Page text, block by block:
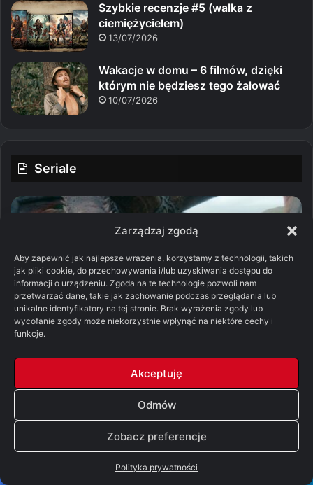
Zarządzaj zgodą
Aby zapewnić jak najlepsze wrażenia, korzystamy z technologii, takich
jak pliki cookie, do przechowywania i/lub uzyskiwania dostępu do
informacji o urządzeniu. Zgoda na te technologie pozwoli nam
przetwarzać dane, takie jak zachowanie podczas przeglądania lub
unikalne identyfikatory na tej stronie. Brak wyrażenia zgody lub
wycofanie zgody może niekorzystnie wpłynąć na niektóre cechy i
funkcje.
Akceptuję
Odmów
Zobacz preferencje
Polityka prywatności
Szybkie recenzje #5 (walka z
ciemiężycielem)
13/07/2026
Wakacje w domu – 6 filmów, dzięki
którym nie będziesz tego żałować
10/07/2026
Seriale
Pomylone Analizy: Ród smoka, sezon 3, odcinek
7 – „Smok w zimie” [SPOILERY]
Pomylone Analizy: Ród smoka, sezon
3, odcinek 6 – „Ludzie bez twarzy”
[SPOILERY]